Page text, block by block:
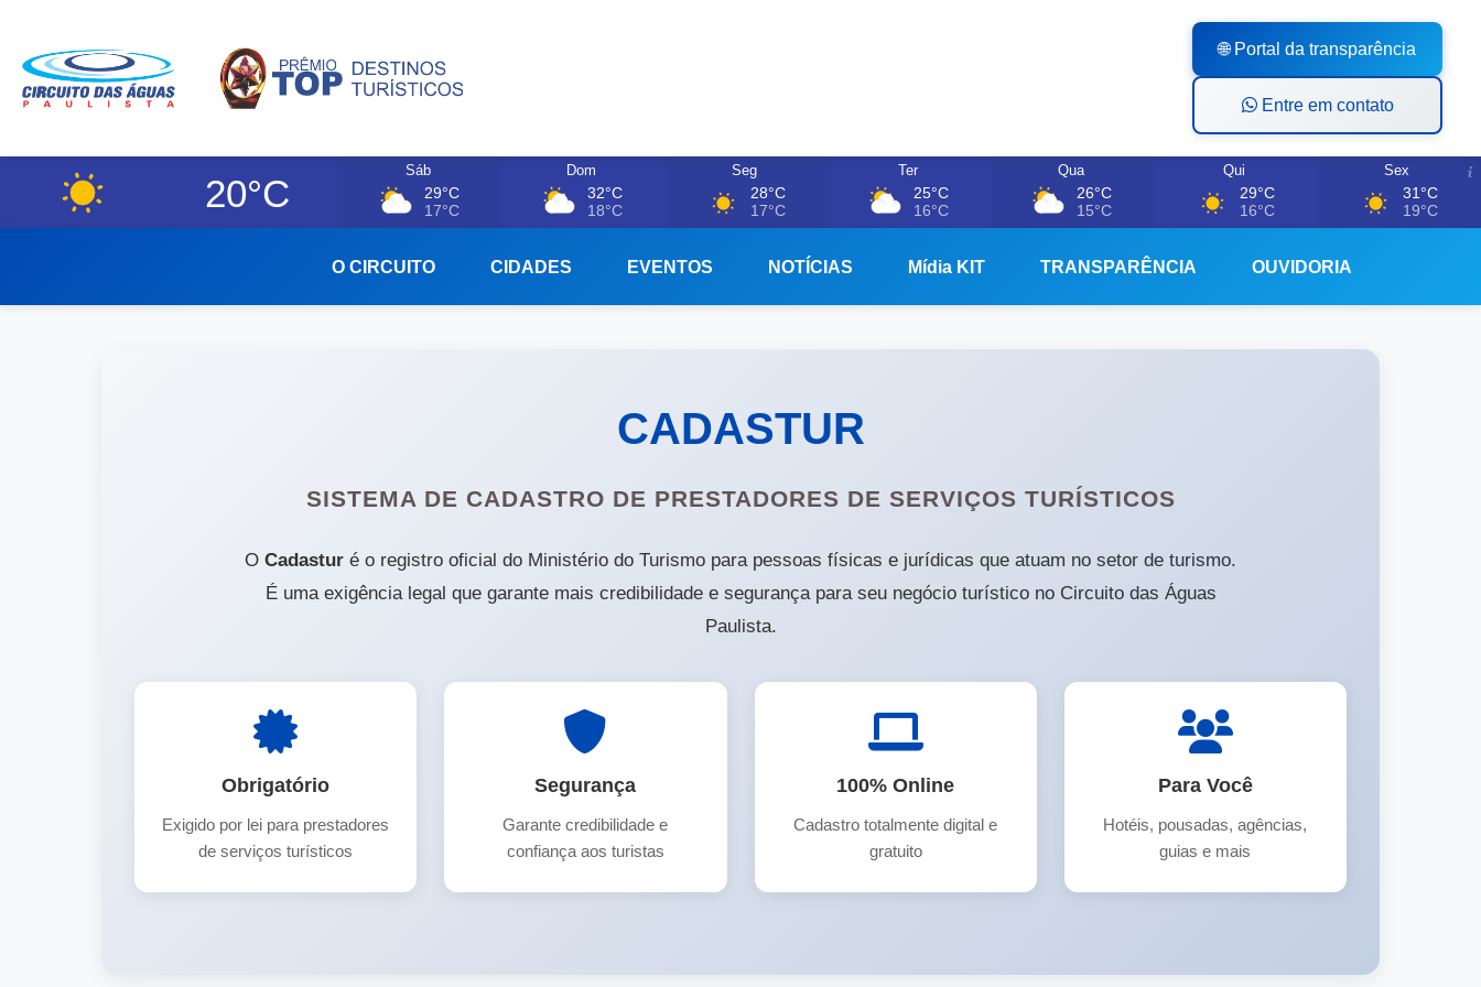
🌐 Portal da transparência
Entre em contato
20°C
Sáb
29°C
17°C
Dom
32°C
18°C
Seg
28°C
17°C
Ter
25°C
16°C
Qua
26°C
15°C
Qui
29°C
16°C
Sex
31°C
19°C
O CIRCUITO CIDADES EVENTOS NOTÍCIAS Mídia KIT TRANSPARÊNCIA OUVIDORIA
CADASTUR
SISTEMA DE CADASTRO DE PRESTADORES DE SERVIÇOS TURÍSTICOS
O Cadastur é o registro oficial do Ministério do Turismo para pessoas físicas e jurídicas que atuam no setor de turismo.
É uma exigência legal que garante mais credibilidade e segurança para seu negócio turístico no Circuito das Águas
Paulista.
Obrigatório
Exigido por lei para prestadores
de serviços turísticos
Segurança
Garante credibilidade e
confiança aos turistas
100% Online
Cadastro totalmente digital e
gratuito
Para Você
Hotéis, pousadas, agências,
guias e mais